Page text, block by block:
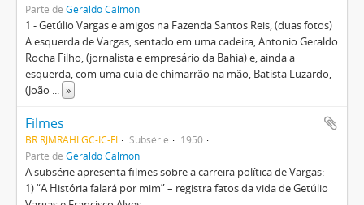
Parte de Geraldo Calmon
1 - Getúlio Vargas e amigos na Fazenda Santos Reis, (duas fotos)
A esquerda de Vargas, sentado em uma cadeira, Antonio Geraldo
Rocha Filho, (jornalista e empresário da Bahia) e, ainda a
esquerda, com uma cuia de chimarrão na mão, Batista Luzardo,
(João ... »
Filmes
BR RJMRAHI GC-IC-FI Subsérie
1950
Parte de Geraldo Calmon
A subsérie apresenta filmes sobre a carreira política de Vargas:
1) “A História falará por mim” – registra fatos da vida de Getúlio